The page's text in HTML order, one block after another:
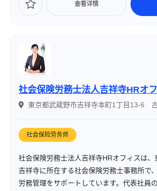
查看详情
社会保険労務士法人吉祥寺HRオ
東京都武蔵野市吉祥寺本町1丁目13-6
社会保险劳务师
社会保険労務士法人吉祥寺HRオフィスは、
吉祥寺に所在する社会保険労務士事務所で
労務管理をサポートしています。代表社員